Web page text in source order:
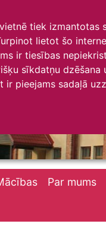
tiek
lietot šo
ir tiesības
sīkdatņu
pieejams sadaļā
skola
Par mums